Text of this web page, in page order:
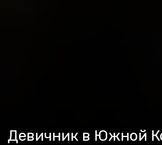
Девичник в Южной